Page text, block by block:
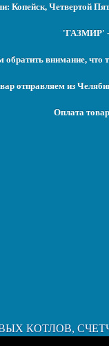
Копейск, Четвертой
'ГАЗМИР' -
обратить внимание, что
отправляем из
Оплата
КОТЛОВ,